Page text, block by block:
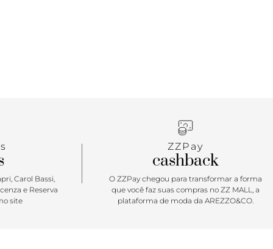
Carol Bassi,
e Reserva
site
ZZPay
cashback
O ZZPay chegou para transformar a forma
que você faz suas compras no ZZ MALL, a
plataforma de moda da AREZZO&CO.